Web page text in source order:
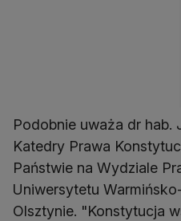
Podobnie uważa dr hab.
Katedry Prawa
Państwie na Wydziale
Uniwersytetu
Olsztynie. "Konstytucja